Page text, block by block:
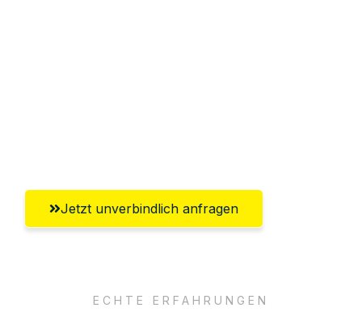
Jetzt unverbindlich anfragen
ECHTE ERFAHRUNGEN